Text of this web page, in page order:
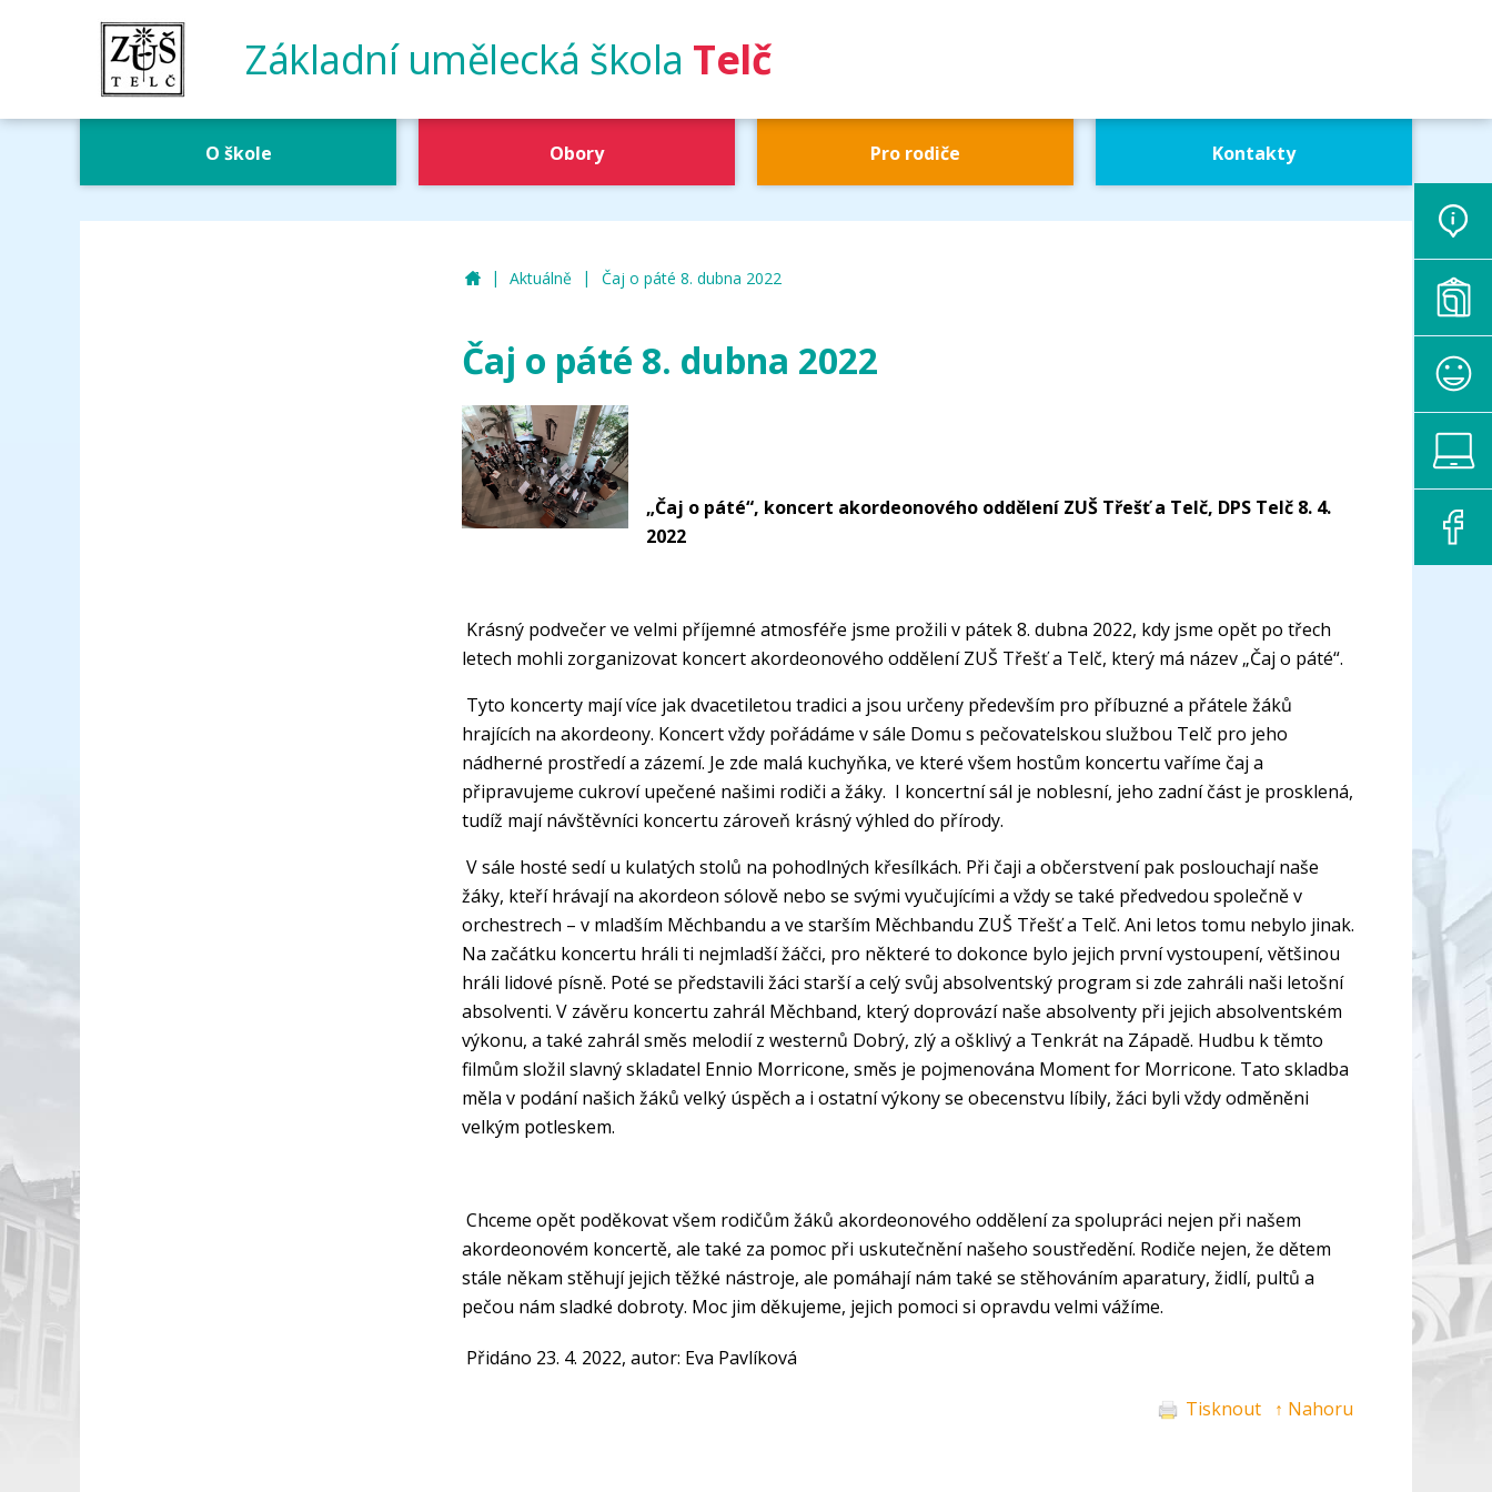
Základní umělecká škola Telč
O škole Obory Pro rodiče Kontakty
ZUŠ Telč
| Aktuálně | Čaj o páté 8. dubna 2022
Čaj o páté 8. dubna 2022
„Čaj o páté“, koncert akordeonového oddělení ZUŠ Třešť a Telč, DPS Telč 8. 4.
2022
Krásný podvečer ve velmi příjemné atmosféře jsme prožili v pátek 8. dubna 2022, kdy jsme opět po třech
letech mohli zorganizovat koncert akordeonového oddělení ZUŠ Třešť a Telč, který má název „Čaj o páté“.
Tyto koncerty mají více jak dvacetiletou tradici a jsou určeny především pro příbuzné a přátele žáků
hrajících na akordeony. Koncert vždy pořádáme v sále Domu s pečovatelskou službou Telč pro jeho
nádherné prostředí a zázemí. Je zde malá kuchyňka, ve které všem hostům koncertu vaříme čaj a
připravujeme cukroví upečené našimi rodiči a žáky. I koncertní sál je noblesní, jeho zadní část je prosklená,
tudíž mají návštěvníci koncertu zároveň krásný výhled do přírody.
V sále hosté sedí u kulatých stolů na pohodlných křesílkách. Při čaji a občerstvení pak poslouchají naše
žáky, kteří hrávají na akordeon sólově nebo se svými vyučujícími a vždy se také předvedou společně v
orchestrech – v mladším Měchbandu a ve starším Měchbandu ZUŠ Třešť a Telč. Ani letos tomu nebylo jinak.
Na začátku koncertu hráli ti nejmladší žáčci, pro některé to dokonce bylo jejich první vystoupení, většinou
hráli lidové písně. Poté se představili žáci starší a celý svůj absolventský program si zde zahráli naši letošní
absolventi. V závěru koncertu zahrál Měchband, který doprovází naše absolventy při jejich absolventském
výkonu, a také zahrál směs melodií z westernů Dobrý, zlý a ošklivý a Tenkrát na Západě. Hudbu k těmto
filmům složil slavný skladatel Ennio Morricone, směs je pojmenována Moment for Morricone. Tato skladba
měla v podání našich žáků velký úspěch a i ostatní výkony se obecenstvu líbily, žáci byli vždy odměněni
velkým potleskem.
Chceme opět poděkovat všem rodičům žáků akordeonového oddělení za spolupráci nejen při našem
akordeonovém koncertě, ale také za pomoc při uskutečnění našeho soustředění. Rodiče nejen, že dětem
stále někam stěhují jejich těžké nástroje, ale pomáhají nám také se stěhováním aparatury, židlí, pultů a
pečou nám sladké dobroty. Moc jim děkujeme, jejich pomoci si opravdu velmi vážíme.
Přidáno 23. 4. 2022, autor: Eva Pavlíková
Tisknout ↑ Nahoru